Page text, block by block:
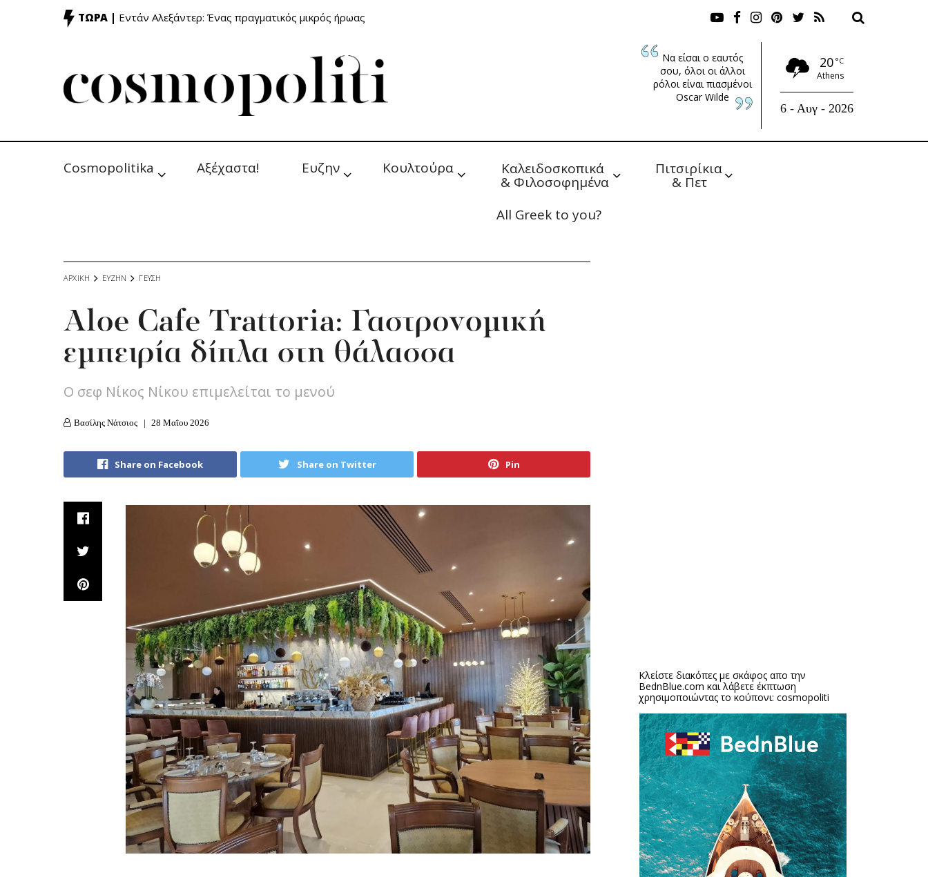
ΤΩΡΑ | Εντάν Αλεξάντερ: Ένας πραγματικός μικρός ήρωας
Να είσαι ο εαυτός
σου, όλοι οι άλλοι
ρόλοι είναι πιασμένοι
Oscar Wilde
20 °C
Athens
6 - Αυγ - 2026
Cosmopolitika Αξέχαστα! Ευζην Κουλτούρα Καλειδοσκοπικά
& Φιλοσοφημένα
Πιτσιρίκια
& Πετ
All Greek to you?
ΑΡΧΙΚΗ ΕΥΖΗΝ ΓΕΥΣΗ
Aloe Cafe Trattoria: Γαστρονομική
εμπειρία δίπλα στη θάλασσα
Ο σεφ Νίκος Νίκου επιμελείται το μενού
Βασίλης Νάτσιος 28 Μαΐου 2026
Share on Facebook Share on Twitter Pin
Κλείστε διακόπες με σκάφος απο την
BednBlue.com και λάβετε έκπτωση
χρησιμοποιώντας το κούπονι: cosmopoliti